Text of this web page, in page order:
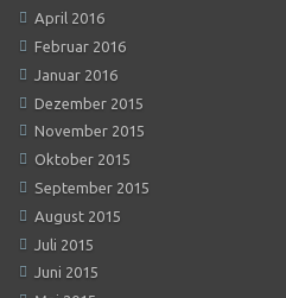
April 2016
Februar 2016
Januar 2016
Dezember 2015
November 2015
Oktober 2015
September 2015
August 2015
Juli 2015
Juni 2015